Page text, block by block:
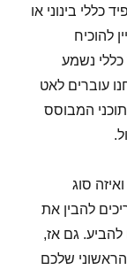
כללי בינוני או
להוכיח
כללי נשמע
עוברים לאט
המבוסס
סוג
להבין את
גם אז,
שלכם